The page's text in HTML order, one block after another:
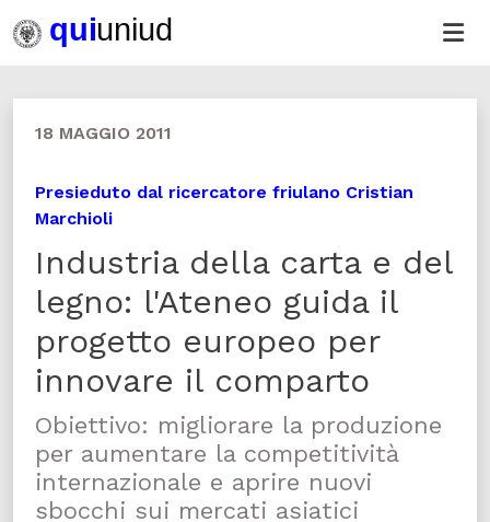
18 MAGGIO 2011
Presieduto dal ricercatore friulano Cristian
Marchioli
Industria della carta e del
legno: l'Ateneo guida il
progetto europeo per
innovare il comparto
Obiettivo: migliorare la produzione
per aumentare la competitività
internazionale e aprire nuovi
sbocchi sui mercati asiatici